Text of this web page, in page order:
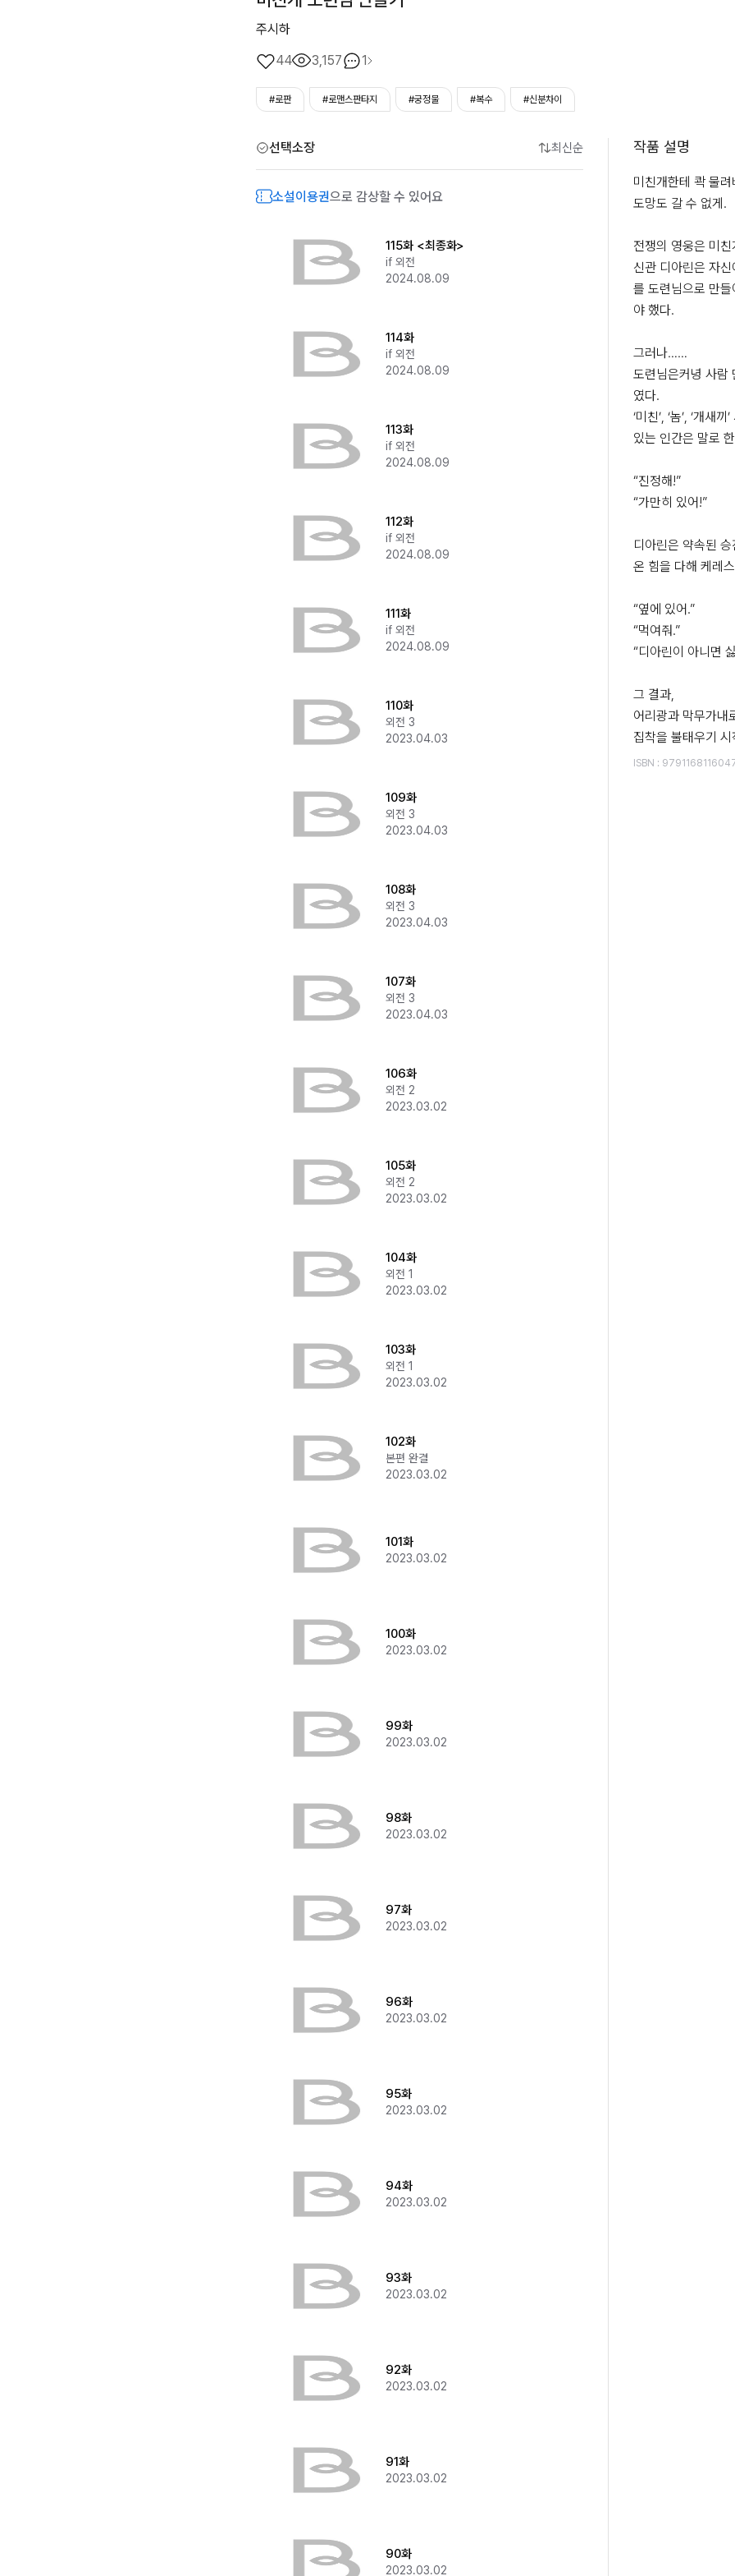
주시하
44
3,157 1
#로판 #로맨스판타지 #궁정물 #복수 #신분차이
선택소장 최신순
소설이용권으로 감상할 수 있어요
115화 <최종화>
if 외전
2024.08.09
114화
if 외전
2024.08.09
113화
if 외전
2024.08.09
112화
if 외전
2024.08.09
111화
if 외전
2024.08.09
110화
외전 3
2023.04.03
109화
외전 3
2023.04.03
108화
외전 3
2023.04.03
107화
외전 3
2023.04.03
106화
외전 2
2023.03.02
105화
외전 2
2023.03.02
104화
외전 1
2023.03.02
103화
외전 1
2023.03.02
102화
본편 완결
2023.03.02
101화
2023.03.02
100화
2023.03.02
99화
2023.03.02
98화
2023.03.02
97화
2023.03.02
96화
2023.03.02
95화
2023.03.02
94화
2023.03.02
93화
2023.03.02
92화
2023.03.02
91화
2023.03.02
90화
2023.03.02
작품 설명
미친개한테 콱 물
도망도 갈 수 없게.
전쟁의 영웅은 미친
신관 디아린은 자
를 도련님으로 만
야 했다.
그러나……
도련님은커녕 사람
였다.
‘미친’, ‘놈’, ‘개새
있는 인간은 말로
“진정해!”
“가만히 있어!”
디아린은 약속된
온 힘을 다해 케레
“옆에 있어.”
“먹여줘.”
“디아린이 아니면
그 결과,
어리광과 막무가내
집착을 불태우기 시
ISBN :